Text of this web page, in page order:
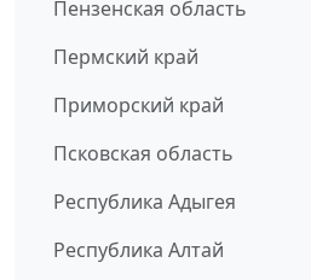
Пензенская область
Пермский край
Приморский край
Псковская область
Республика Адыгея
Республика Алтай